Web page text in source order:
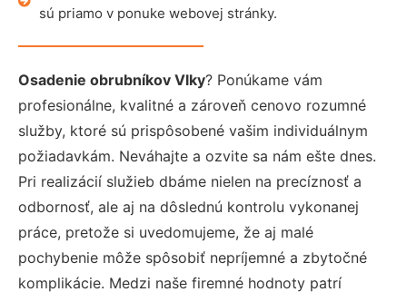
sú priamo v ponuke webovej stránky.
Osadenie obrubníkov Vlky? Ponúkame vám
profesionálne, kvalitné a zároveň cenovo rozumné
služby, ktoré sú prispôsobené vašim individuálnym
požiadavkám. Neváhajte a ozvite sa nám ešte dnes.
Pri realizácií služieb dbáme nielen na precíznosť a
odbornosť, ale aj na dôslednú kontrolu vykonanej
práce, pretože si uvedomujeme, že aj malé
pochybenie môže spôsobiť nepríjemné a zbytočné
komplikácie. Medzi naše firemné hodnoty patrí